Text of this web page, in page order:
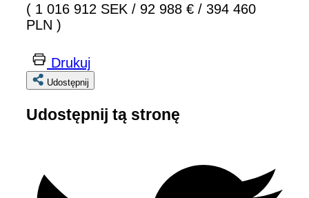
( 1 016 912 SEK / 92 988 € / 394 460
PLN )
Drukuj
Udostępnij
Udostępnij tą stronę